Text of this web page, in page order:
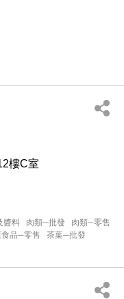
樓C室
醬料 肉類─批發
肉類─零售
品─零售
茶葉─批發